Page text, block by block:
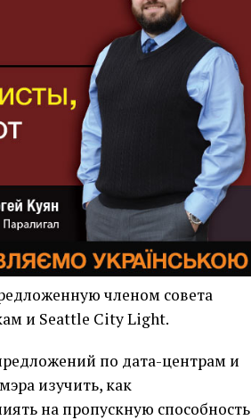
членом совета
и Seattle City Light.
по дата-центрам и
изучить, как
на пропускную способность